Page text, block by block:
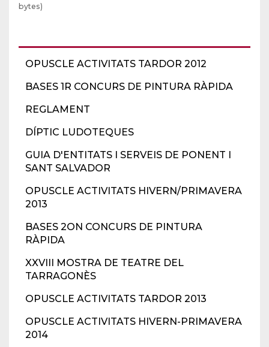
OPUSCLE ACTIVITATS TARDOR 2012
BASES 1R CONCURS DE PINTURA RÀPIDA
REGLAMENT
DÍPTIC LUDOTEQUES
GUIA D'ENTITATS I SERVEIS DE PONENT I
SANT SALVADOR
OPUSCLE ACTIVITATS HIVERN/PRIMAVERA
2013
BASES 2ON CONCURS DE PINTURA
RÀPIDA
XXVIII MOSTRA DE TEATRE DEL
TARRAGONÈS
OPUSCLE ACTIVITATS TARDOR 2013
OPUSCLE ACTIVITATS HIVERN-PRIMAVERA
2014
bytes)